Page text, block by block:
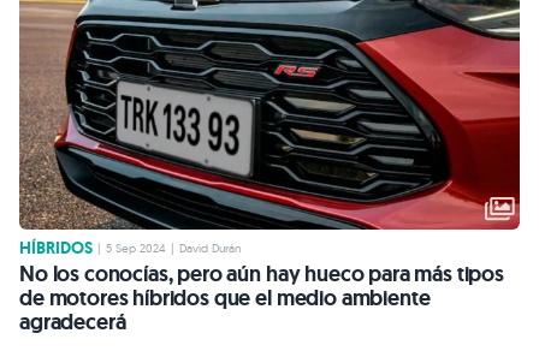
HÍBRIDOS | 5 Sep 2024 | David Durán
No los conocías, pero aún hay hueco para más tipos
de motores híbridos que el medio ambiente
agradecerá